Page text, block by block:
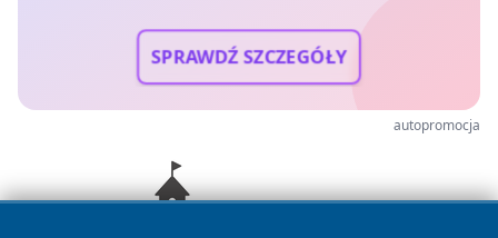
SPRAWDŹ SZCZEGÓŁY
autopromocja